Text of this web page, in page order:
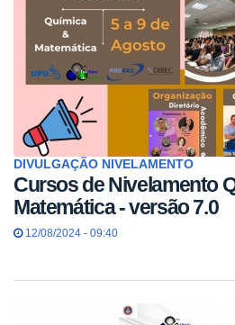
DIVULGAÇÃO NIVELAMENTO
Cursos de Nivelamento
Matemática - versão 7.0
12/08/2024 - 09:40